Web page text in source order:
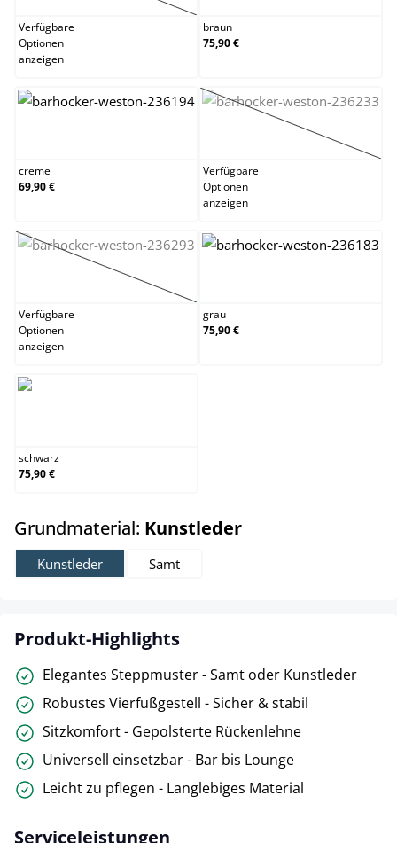
Verfügbare
Optionen
anzeigen
braun
75,90 €
creme
69,90 €
dunkelgrau
(Diese Option ist
Verfügbare
Optionen
anzeigen
dunkelgrün
(Diese Option ist zurzeit nicht verfügbar.)
Verfügbare
Optionen
anzeigen
grau
75,90 €
schwarz
75,90 €
Grundmaterial: Kunstlederauswählen
Kunstleder Samt
Produkt-Highlights
Elegantes Steppmuster - Samt oder Kunstleder
Robustes Vierfußgestell - Sicher & stabil
Sitzkomfort - Gepolsterte Rückenlehne
Universell einsetzbar - Bar bis Lounge
Leicht zu pflegen - Langlebiges Material
Serviceleistungen